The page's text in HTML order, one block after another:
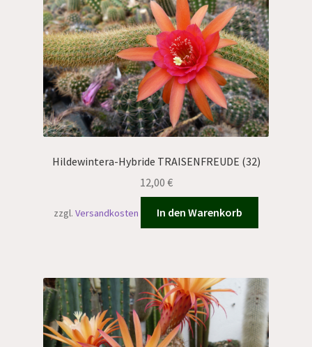
Hildewintera-Hybride TRAISENFREUDE (32)
12,00 €
zzgl.Versandkosten In den Warenkorb